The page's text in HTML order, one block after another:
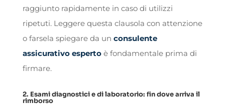
raggiunto rapidamente in caso di utilizzi
ripetuti. Leggere questa clausola con attenzione
o farsela spiegare da un consulente
assicurativo espertoè fondamentale prima di
firmare.
2. Esami diagnostici e di laboratorio: fin dove arriva il
rimborso